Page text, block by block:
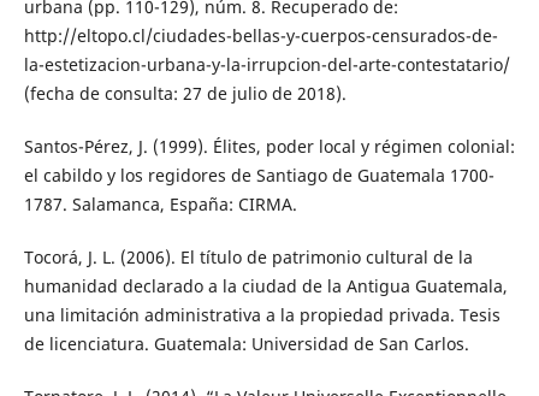
urbana (pp. 110-129), núm. 8. Recuperado de:
http://eltopo.cl/ciudades-bellas-y-cuerpos-censurados-de-
la-estetizacion-urbana-y-la-irrupcion-del-arte-contestatario/
(fecha de consulta: 27 de julio de 2018).
Santos-Pérez, J. (1999). Élites, poder local y régimen colonial:
el cabildo y los regidores de Santiago de Guatemala 1700-
1787. Salamanca, España: CIRMA.
Tocorá, J. L. (2006). El título de patrimonio cultural de la
humanidad declarado a la ciudad de la Antigua Guatemala,
una limitación administrativa a la propiedad privada. Tesis
de licenciatura. Guatemala: Universidad de San Carlos.